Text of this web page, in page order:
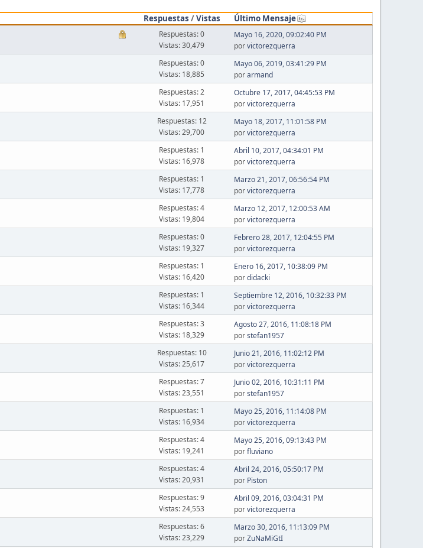
Respuestas /Vistas
Último Mensaje
Respuestas: 0
Vistas: 30,479
Mayo 16, 2020, 09:02:40 PM
porvictorezquerra
Respuestas: 0
Vistas: 18,885
Mayo 06, 2019, 03:41:29 PM
porarmand
Respuestas: 2
Vistas: 17,951
Octubre 17, 2017, 04:45:53 PM
porvictorezquerra
Respuestas: 12
Vistas: 29,700
Mayo 18, 2017, 11:01:58 PM
porvictorezquerra
Respuestas: 1
Vistas: 16,978
Abril 10, 2017, 04:34:01 PM
porvictorezquerra
Respuestas: 1
Vistas: 17,778
Marzo 21, 2017, 06:56:54 PM
porvictorezquerra
Respuestas: 4
Vistas: 19,804
Marzo 12, 2017, 12:00:53 AM
porvictorezquerra
Respuestas: 0
Vistas: 19,327
Febrero 28, 2017, 12:04:55 PM
porvictorezquerra
Respuestas: 1
Vistas: 16,420
Enero 16, 2017, 10:38:09 PM
pordidacki
Respuestas: 1
Vistas: 16,344
Septiembre 12, 2016, 10:32:33 PM
porvictorezquerra
Respuestas: 3
Vistas: 18,329
Agosto 27, 2016, 11:08:18 PM
porstefan1957
Respuestas: 10
Vistas: 25,617
Junio 21, 2016, 11:02:12 PM
porvictorezquerra
Respuestas: 7
Vistas: 23,551
Junio 02, 2016, 10:31:11 PM
porstefan1957
Respuestas: 1
Vistas: 16,934
Mayo 25, 2016, 11:14:08 PM
porvictorezquerra
Respuestas: 4
Vistas: 19,241
Mayo 25, 2016, 09:13:43 PM
porfluviano
Respuestas: 4
Vistas: 20,931
Abril 24, 2016, 05:50:17 PM
por Piston
Respuestas: 9
Vistas: 24,553
Abril 09, 2016, 03:04:31 PM
porvictorezquerra
Respuestas: 6
Vistas: 23,229
Marzo 30, 2016, 11:13:09 PM
porZuNaMiGtI